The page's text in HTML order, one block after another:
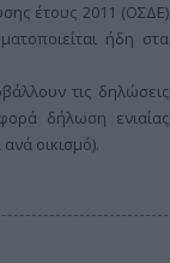
έτους 2011 (ΟΣΔΕ)
ήδη στα
τις δηλώσεις
δήλωση ενιαίας
οικισμό).